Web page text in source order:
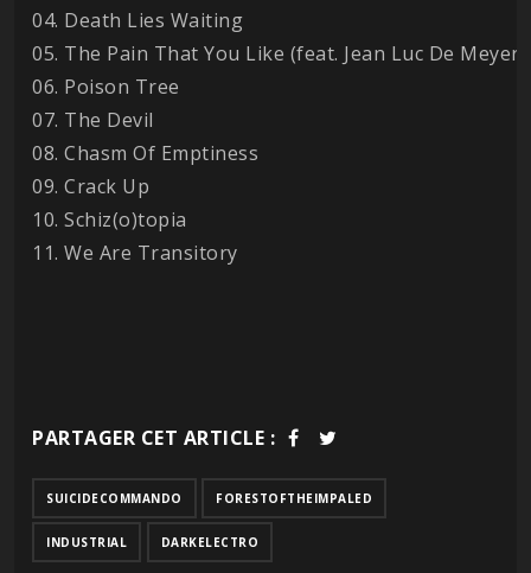
04. Death Lies Waiting
05. The Pain That You Like (feat. Jean Luc De Meyer)
06. Poison Tree
07. The Devil
08. Chasm Of Emptiness
09. Crack Up
10. Schiz(o)topia
11. We Are Transitory
PARTAGER CET ARTICLE :
SUICIDECOMMANDO FORESTOFTHEIMPALED
INDUSTRIAL DARKELECTRO